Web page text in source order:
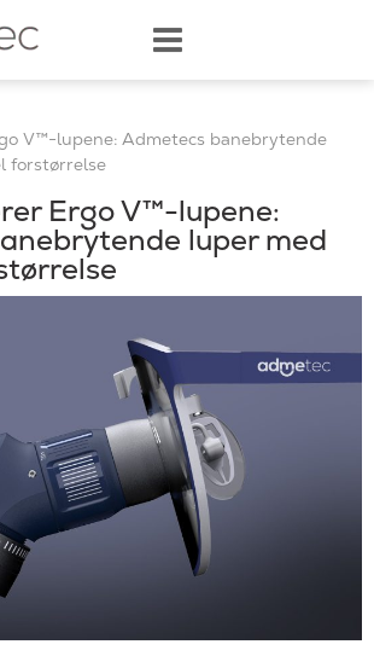
V™-lupene: Admetecs banebrytende
forstørrelse
Ergo V™-lupene:
luper med